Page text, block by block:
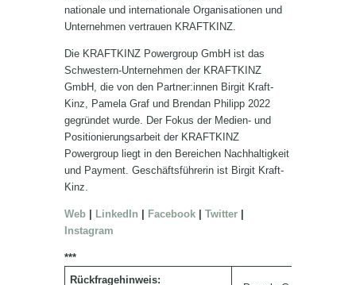
nationale und internationale Organisationen und
Unternehmen vertrauen KRAFTKINZ.
Die KRAFTKINZ Powergroup GmbH ist das
Schwestern-Unternehmen der KRAFTKINZ
GmbH, die von den Partner:innen Birgit Kraft-
Kinz, Pamela Graf und Brendan Philipp 2022
gegründet wurde. Der Fokus der Medien- und
Positionierungsarbeit der KRAFTKINZ
Powergroup liegt in den Bereichen Nachhaltigkeit
und Payment. Geschäftsführerin ist Birgit Kraft-
Kinz.
Web| LinkedIn Facebook| Twitter
Instagram
***
Rückfragehinweis: